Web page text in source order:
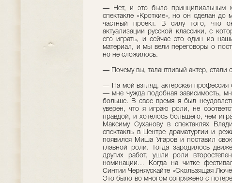
— Нет, и это было принципиальным
спектакле «Кроткие», но он сделан до
частный проект. В силу того, что
актуализации русской классики, с
его играть, и сейчас это один из
материал, и мы вели переговоры о
но не сложилось.
— Почему вы, талантливый актер, стали
— На мой взгляд, актерская профессия
— мне чужда подобная зависимость,
больше. В свое время я был
уверен, что я играю роли, не
правдой, и хотелось большего, чем
Максиму Суханову в спектаклях
спектакль в Центре драматургии и
появился Миша Угаров и поставил
главной роли. Тогда зародилось
других работ, ушли роли
номинации… Когда на читке
Синтии Черняускайте «Скользящая
Это было во многом сопряжено с